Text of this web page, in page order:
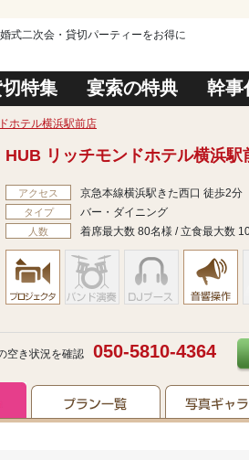
式二次会・貸切パーティーをお得に
特集 宴索の特典 幹事
ホテル横浜駅前店
HUB リッチモンドホテル横浜駅
アクセス 京急本線横浜駅きた西口 徒歩2分
タイプ バー・ダイニング
人数 着席最大数 80名様 / 立食最大数
空き状況を確認 050-5810-4364